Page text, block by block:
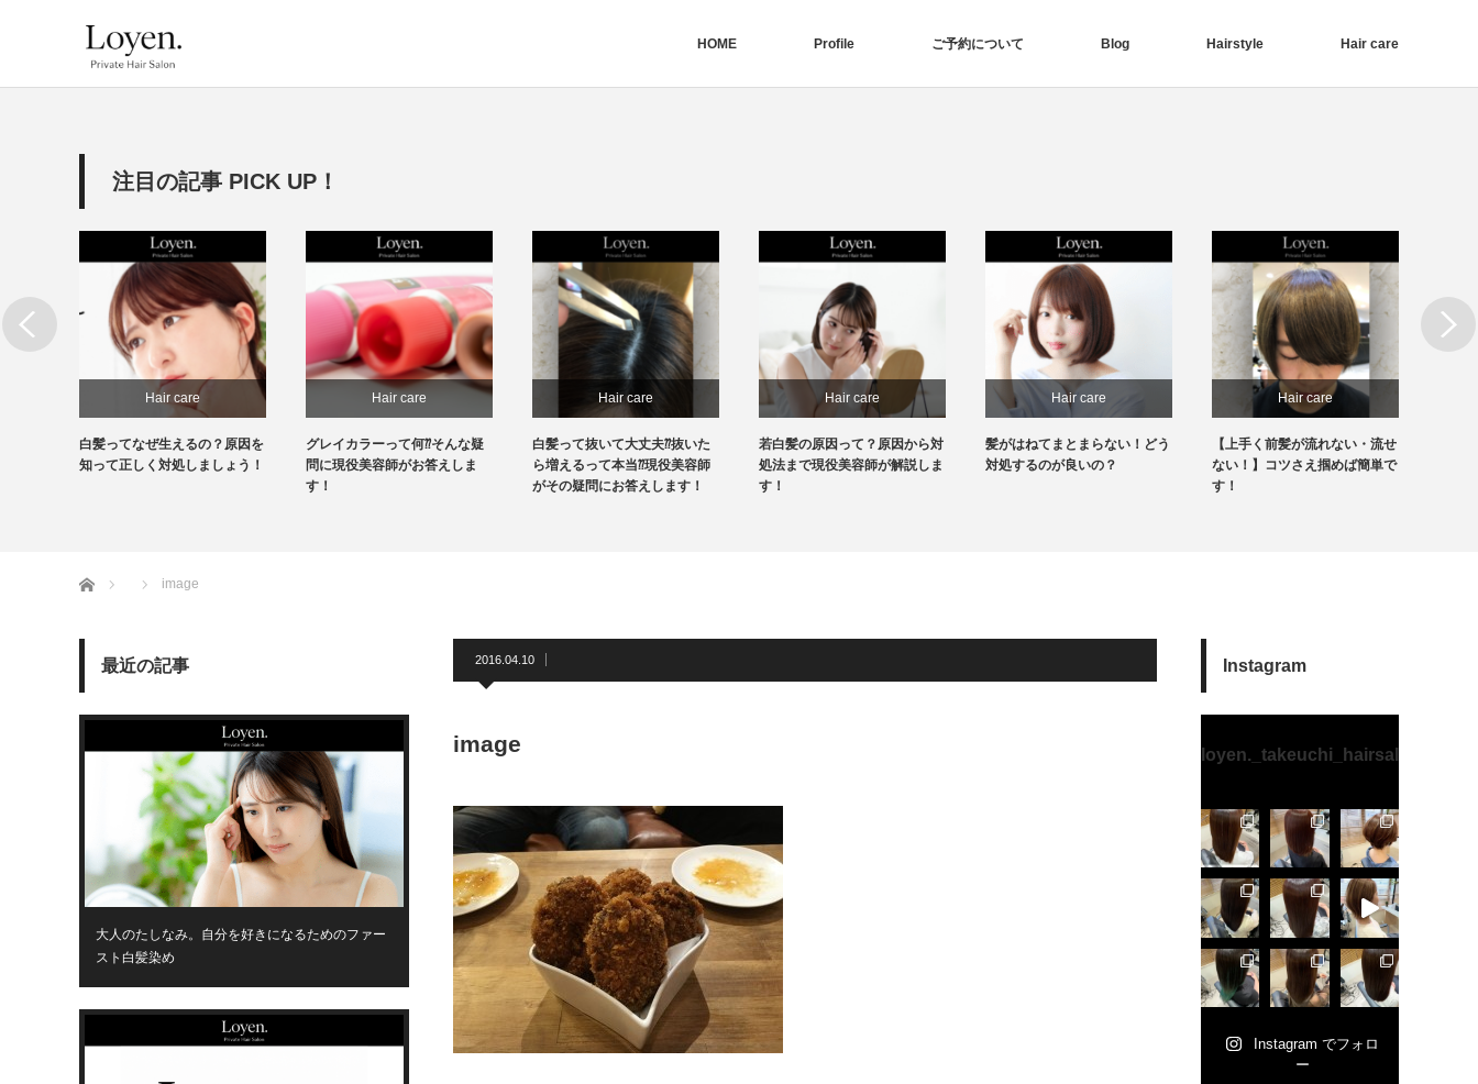
HOME Profile ご予約について Blog Hairstyle Hair care
注目の記事 PICK UP！
Hair care
白髪ってなぜ生えるの？原因を
知って正しく対処しましょう！
Hair care
グレイカラーって何⁇そんな疑
問に現役美容師がお答えしま
す！
Hair care
白髪って抜いて大丈夫⁇抜いた
ら増えるって本当⁇現役美容師
がその疑問にお答えします！
Hair care
若白髪の原因って？原因から対
処法まで現役美容師が解説しま
す！
Hair care
髪がはねてまとまらない！どう
対処するのが良いの？
Hair care
【上手く前髪が流れない・流せ
ない！】コツさえ掴めば簡単で
す！
Next
ホーム image
2016.04.10
image
最近の記事
大人のたしなみ。自分を好きになるためのファー
スト白髪染め
Instagram
loyen._takeuchi_hairsalon
Instagram でフォロ
ー